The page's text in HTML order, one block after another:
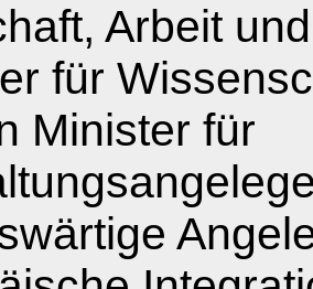
Arbeit
für
Minister für